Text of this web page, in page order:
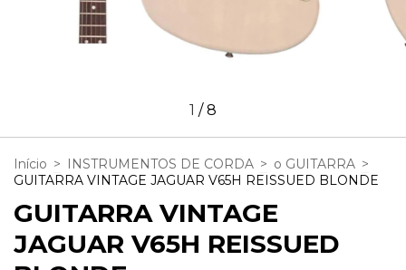
1 /8
Início > INSTRUMENTOS DE CORDA > o GUITARRA >
GUITARRA VINTAGE JAGUAR V65H REISSUED BLONDE
GUITARRA VINTAGE
JAGUAR V65H REISSUED